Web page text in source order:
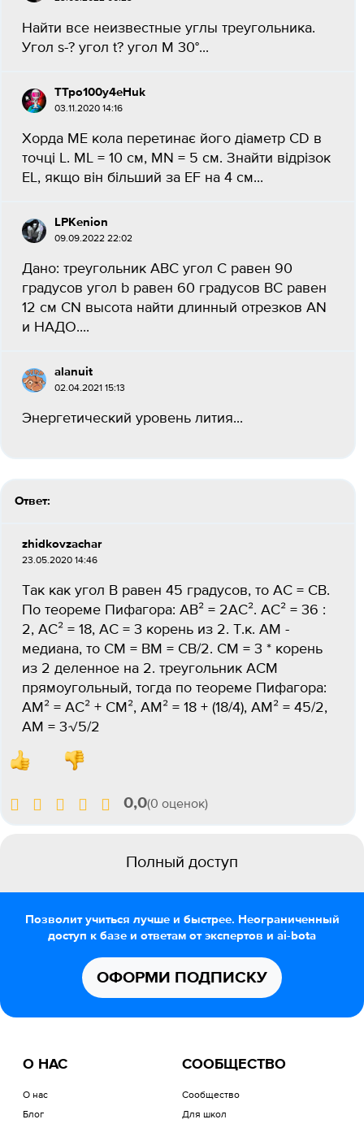
Найти все неизвестные углы треугольника.
Угол s-? угол t? угол M 30°...
TTpo100y4eHuk
03.11.2020 14:16
Хорда ME кола перетинає його діаметр CD в
точцi L. ML = 10 см, MN = 5 см. Знайти відрізок
EL, якщо він більший за EF на 4 см...
LPKenion
09.09.2022 22:02
Дано: треугольник ABC угол C равен 90
градусов угол b равен 60 градусов BC равен
12 см CN высота найти длинный отрезков AN
и НАДО.​...
alanuit
02.04.2021 15:13
Энергетический уровень лития...
Ответ:
zhidkovzachar
23.05.2020 14:46
Так как угол В равен 45 градусов, то АС = СВ.
По теореме Пифагора: АВ² = 2АС². АС² = 36 :
2, АС² = 18, АС = 3 корень из 2. Т.к. АМ -
медиана, то СМ = ВМ = СВ/2. СМ = 3 * корень
из 2 деленное на 2. треугольник АСМ
прямоугольный, тогда по теореме Пифагора:
АМ² = АС² + СМ², АМ² = 18 + (18/4), АМ² = 45/2,
АМ = 3√5/2
0,0(0 оценок)
Полный доступ
Позволит учиться лучше и быстрее. Неограниченный
доступ к базе и ответам от экспертов и ai-bota
ОФОРМИ ПОДПИСКУ
О НАС
О нас
Блог
СООБЩЕСТВО
Сообщество
Для школ